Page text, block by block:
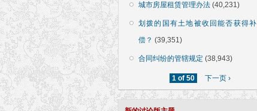
城市房屋租赁管理办法 (40,231)
划拨的国有土地被收回能否获得补
偿？ (39,351)
合同纠纷的管辖规定 (38,943)
1 of 50 下一页 ›